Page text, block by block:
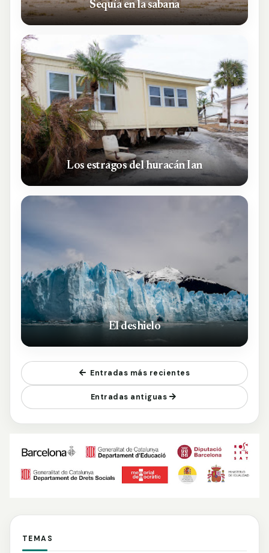
Sequía en la sabana
Los estragos del huracán Ian
El deshielo
Entradas más recientes
Entradas antiguas
TEMAS